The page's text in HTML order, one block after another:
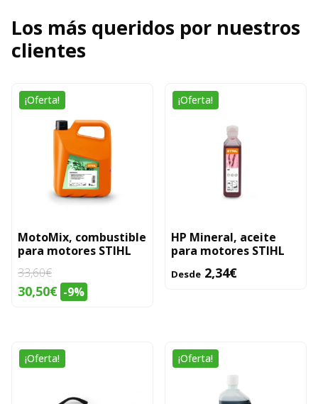
Los más queridos por nuestros
clientes
¡Oferta!
MotoMix, combustible
para motores STIHL
33,60€
El
era:
33,60€.
30,50€El
es:
30,50€.
-9%
¡Oferta!
HP Mineral, aceite
para motores STIHL
Desde 2,34€
Este
pueden
en
producto
¡Oferta! ¡Oferta!
Este